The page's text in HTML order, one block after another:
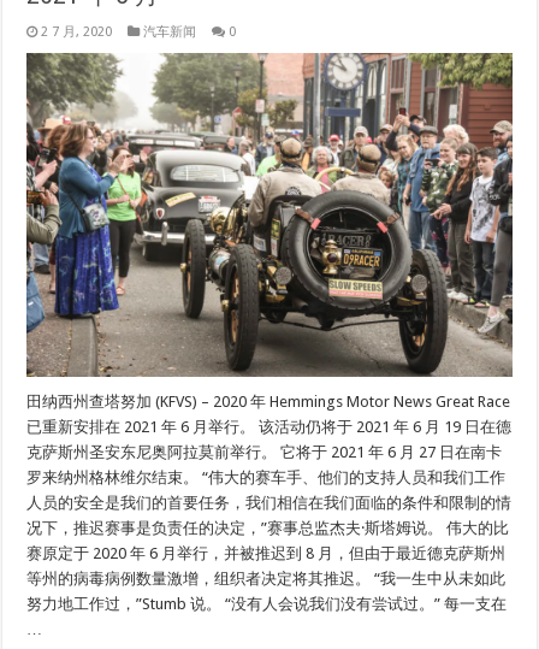
2 7 月, 2020 汽车新闻 0
田纳西州查塔努加 (KFVS) – 2020 年 Hemmings Motor News Great Race
已重新安排在 2021 年 6 月举行。 该活动仍将于 2021 年 6 月 19 日在德
克萨斯州圣安东尼奥阿拉莫前举行。 它将于 2021 年 6 月 27 日在南卡
罗来纳州格林维尔结束。 “伟大的赛车手、他们的支持人员和我们工作
人员的安全是我们的首要任务，我们相信在我们面临的条件和限制的情
况下，推迟赛事是负责任的决定，”赛事总监杰夫·斯塔姆说。 伟大的比
赛原定于 2020 年 6 月举行，并被推迟到 8 月，但由于最近德克萨斯州
等州的病毒病例数量激增，组织者决定将其推迟。 “我一生中从未如此
努力地工作过，”Stumb 说。 “没有人会说我们没有尝试过。” 每一支在
…